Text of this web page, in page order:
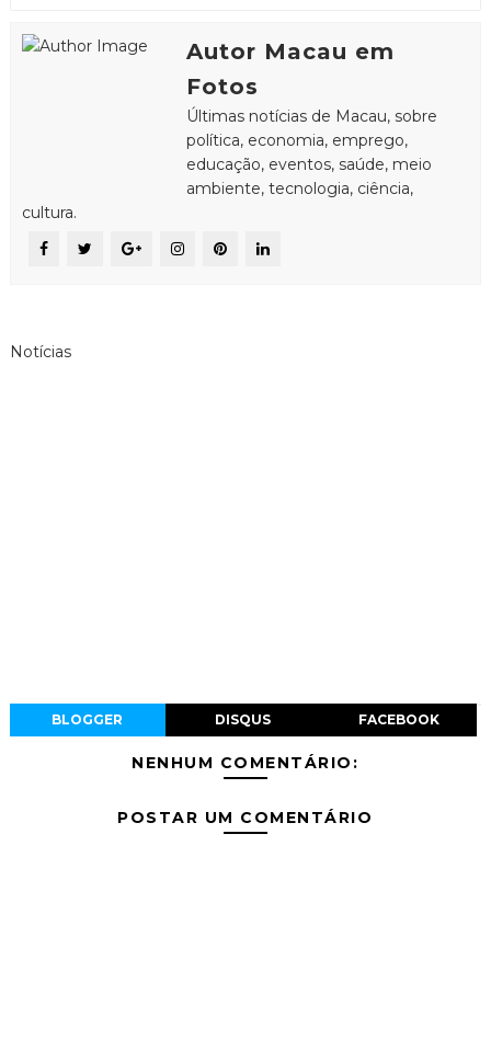
Autor Macau em
Fotos
Últimas notícias de Macau, sobre
política, economia, emprego,
educação, eventos, saúde, meio
ambiente, tecnologia, ciência,
cultura.
Notícias
BLOGGER DISQUS FACEBOOK
NENHUM COMENTÁRIO:
POSTAR UM COMENTÁRIO